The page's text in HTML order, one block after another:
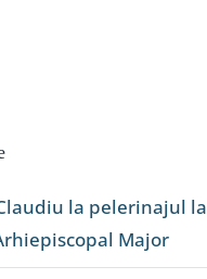
la pelerinajul la
Major